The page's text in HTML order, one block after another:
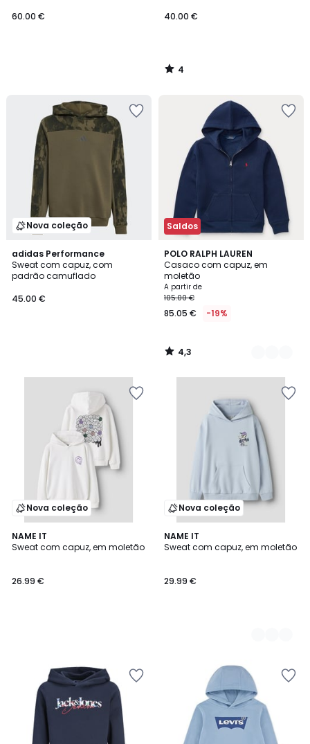
60.00 €
40.00 €
4
/
Nova coleção
adidas Performance
Sweat com capuz, com
padrão camuflado
45.00 €
Saldos
POLO RALPH LAUREN
Casaco com capuz, em
moletão
A partir de
105.00 €
85.05 € -19%
4,3
/ 5
2
Cores
4,3
/
Nova coleção
NAME IT
Sweat com capuz, em moletão
26.99 €
Nova coleção
NAME IT
Sweat com capuz, em moletão
29.99 €
2
Cores